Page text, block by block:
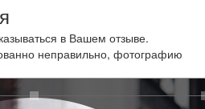
в Вашем отзыве.
неправильно, фотографию